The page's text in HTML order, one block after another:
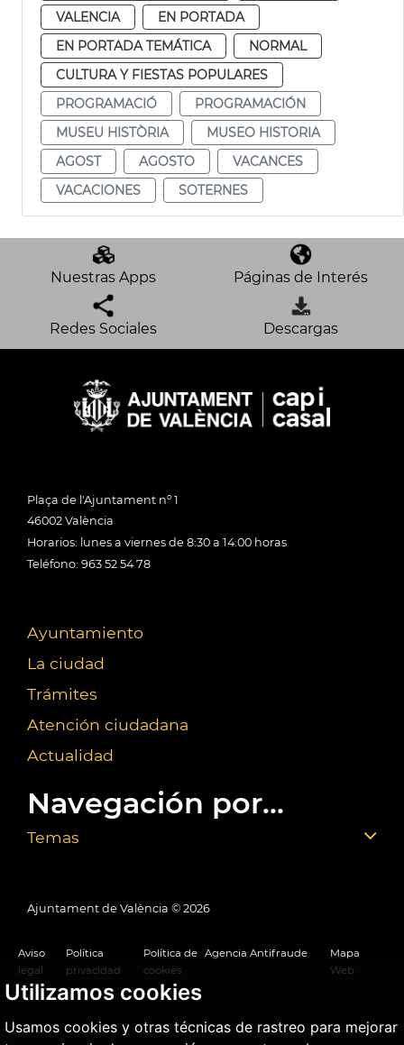
Utilizamos cookies
Usamos cookies y otras técnicas de rastreo para mejorar
VALENCIA
EN PORTADA
EN PORTADA TEMÁTICA
NORMAL
CULTURA Y FIESTAS POPULARES
PROGRAMACIÓ
PROGRAMACIÓN
MUSEU HISTÒRIA
MUSEO HISTORIA
AGOST
AGOSTO
VACANCES
VACACIONES
SOTERNES
Nuestras Apps Páginas de Interés
Redes Sociales Descargas
Plaça de l'Ajuntament nº 1
46002 València
Horarios: lunes a viernes de 8:30 a 14:00 horas
Teléfono: 963 52 54 78
Ayuntamiento
La ciudad
Trámites
Atención ciudadana
Actualidad
Navegación por...
Temas
Ajuntament de València © 2026
Aviso
legal
Política
privacidad
Política de
cookies
Agencia Antifraude
Mapa
Web